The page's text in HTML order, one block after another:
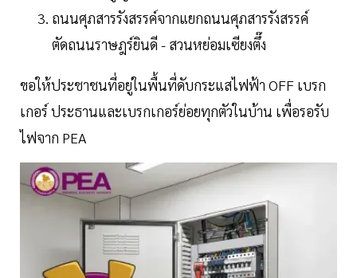
ถนนศุภสารรังสรรค์จากแยกถนนศุภสารรังสรรค์
ตัดถนนราษฎร์ยินดี - สวนหย่อมเซียงตึ๊ง
ขอให้ประชาชนที่อยู่ในพื้นที่ดับกระแสไฟฟ้า OFF เบรก
เกอร์ ประธานและเบรกเกอร์ย่อยทุกตัวในบ้าน เพื่อรอรับ
ไฟจาก PEA